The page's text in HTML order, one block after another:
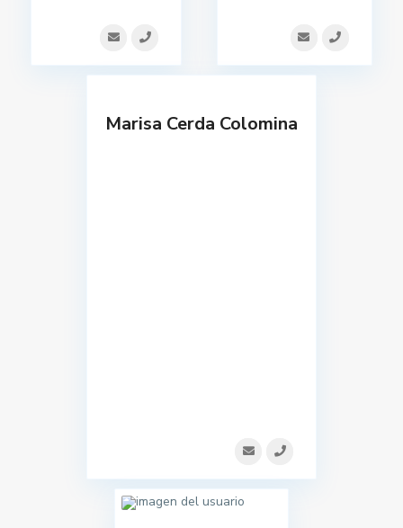
Marisa Cerda Colomina